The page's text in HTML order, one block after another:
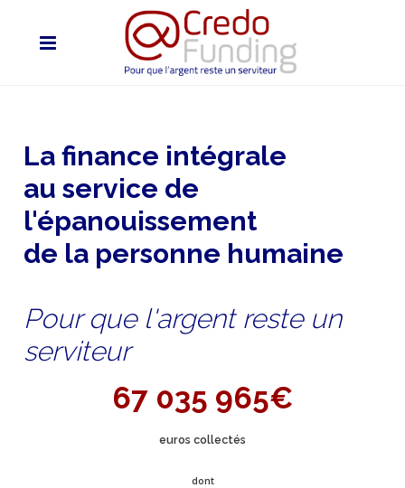
La finance intégrale
au service de
l'épanouissement
de la personne humaine
Pour que l'argent reste un
serviteur
67 035 965€
euros collectés
dont